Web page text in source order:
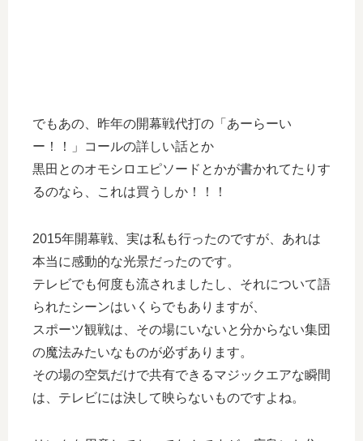
でもあの、昨年の開幕戦代打の「あーらーい
ー！！」コールの詳しい話とか
黒田とのオモシロエピソードとかが書かれてたりす
るのなら、これは買うしか！！！
2015年開幕戦、実は私も行ったのですが、あれは
本当に感動的な光景だったのです。
テレビでも何度も流されましたし、それについて語
られたシーンはいくらでもありますが、
スポーツ観戦は、その場にいないと分からない集団
の魔法みたいなものが必ずあります。
その場の空気だけで共有できるマジックエアな瞬間
は、テレビには決して映らないものですよね。